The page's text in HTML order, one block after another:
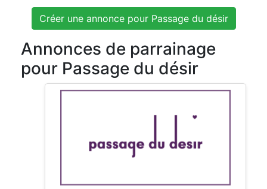
Créer une annonce pour Passage du désir
Annonces de parrainage
pour Passage du désir